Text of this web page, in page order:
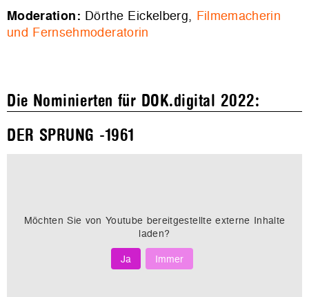
Moderation: Dörthe Eickelberg, Filmemacherin
und Fernsehmoderatorin
Die Nominierten für DOK.digital 2022:
DER SPRUNG -1961
Möchten Sie von Youtube bereitgestellte externe Inhalte
laden?
Ja
Immer